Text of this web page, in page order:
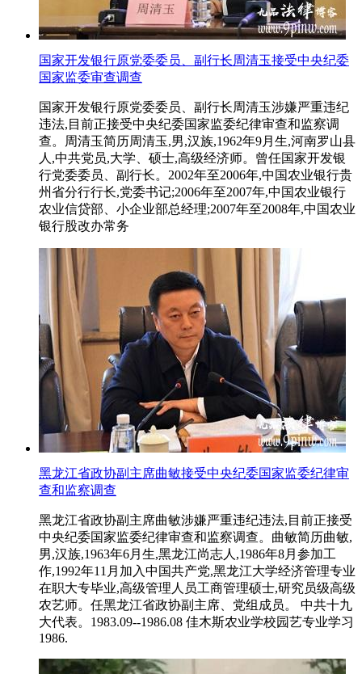
国家开发银行原党委委员、副行长周清玉接受中央纪委
国家监委审查调查
国家开发银行原党委委员、副行长周清玉涉嫌严重违纪
违法,目前正接受中央纪委国家监委纪律审查和监察调
查。周清玉简历周清玉,男,汉族,1962年9月生,河南罗山县
人,中共党员,大学、硕士,高级经济师。曾任国家开发银
行党委委员、副行长。2002年至2006年,中国农业银行贵
州省分行行长,党委书记;2006年至2007年,中国农业银行
农业信贷部、小企业部总经理;2007年至2008年,中国农业
银行股改办常务
黑龙江省政协副主席曲敏接受中央纪委国家监委纪律审
查和监察调查
黑龙江省政协副主席曲敏涉嫌严重违纪违法,目前正接受
中央纪委国家监委纪律审查和监察调查。曲敏简历曲敏,
男,汉族,1963年6月生,黑龙江尚志人,1986年8月参加工
作,1992年11月加入中国共产党,黑龙江大学经济管理专业
在职大专毕业,高级管理人员工商管理硕士,研究员级高级
农艺师。任黑龙江省政协副主席、党组成员。 中共十九
大代表。1983.09--1986.08 佳木斯农业学校园艺专业学习
1986.